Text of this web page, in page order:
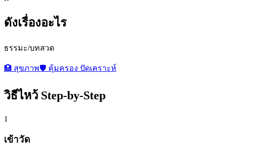
ดังเรื่องอะไร
ธรรมะ/บทสวด
🏥 สุขภาพ🛡️ คุ้มครอง ปัดเคราะห์
วิธีไหว้ Step-by-Step
1
เข้าวัด